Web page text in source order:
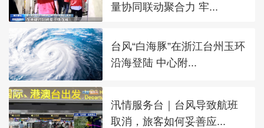
量协同联动聚合力 牢...
台风“白海豚”在浙江台州玉环
沿海登陆 中心附...
汛情服务台｜台风导致航班
取消，旅客如何妥善应...